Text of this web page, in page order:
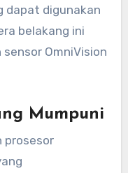
dapat digunakan
belakang ini
OmniVision
Mumpuni
prosesor